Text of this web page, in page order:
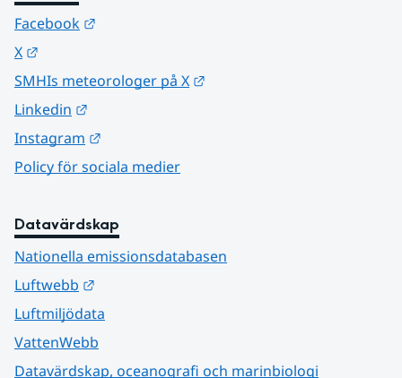
Facebook
X
SMHIs meteorologer på X
Linkedin
Instagram
Policy för sociala medier
Datavärdskap
Nationella emissionsdatabasen
Luftwebb
Luftmiljödata
VattenWebb
Datavärdskap, oceanografi och marinbiologi